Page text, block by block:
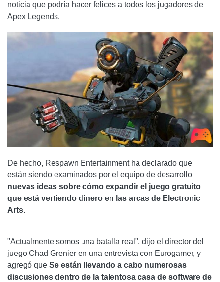
noticia que podría hacer felices a todos los jugadores de
Apex Legends.
De hecho, Respawn Entertainment ha declarado que
están siendo examinados por el equipo de desarrollo.
nuevas ideas sobre cómo expandir el juego gratuito
que está vertiendo dinero en las arcas de Electronic
Arts.
"Actualmente somos una batalla real", dijo el director del
juego Chad Grenier en una entrevista con Eurogamer, y
agregó que Se están llevando a cabo numerosas
discusiones dentro de la talentosa casa de software de